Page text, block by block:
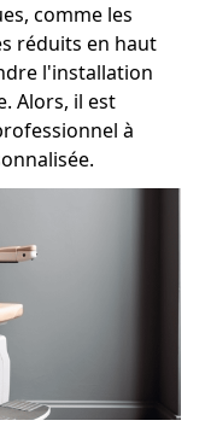
comme les
réduits en haut
l'installation
Alors, il est
à